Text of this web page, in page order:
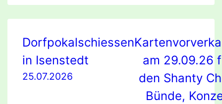
Beitragsnavigation
Dorfpokalschiessen
in Isenstedt
25.07.2026
am 29.09.26
den Shanty
Bünde,